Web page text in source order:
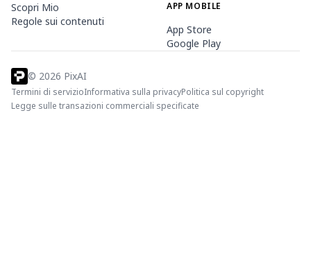
Scopri Mio
Regole sui contenuti
APP MOBILE
App Store
Google Play
© 2026 PixAI
Termini di servizioInformativa sulla privacyPolitica sul copyright
Legge sulle transazioni commerciali specificate